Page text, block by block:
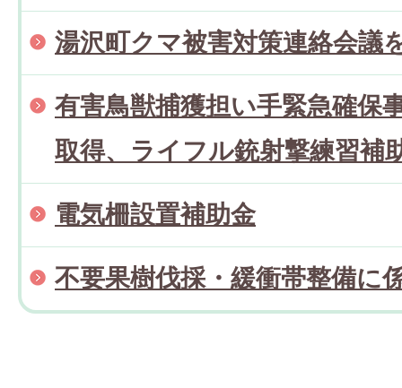
湯沢町クマ被害対策連絡会議
有害鳥獣捕獲担い手緊急確保
取得、ライフル銃射撃練習補
電気柵設置補助金
不要果樹伐採・緩衝帯整備に